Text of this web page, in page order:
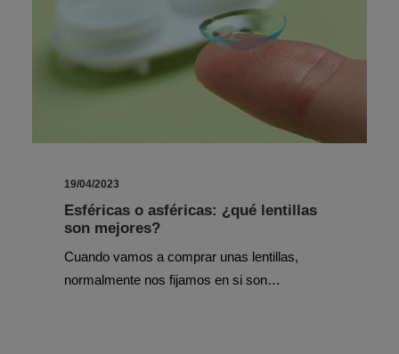
19/04/2023
Esféricas o asféricas: ¿qué lentillas
son mejores?
Cuando vamos a comprar unas lentillas,
normalmente nos fijamos en si son…